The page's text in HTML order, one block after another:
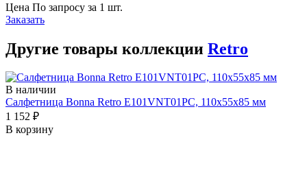
Цена По запросу за 1 шт.
Заказать
Другие товары коллекции Retro
В наличии
Салфетница Bonna Retro E101VNT01PC, 110х55х85 мм
1 152 ₽
В корзину